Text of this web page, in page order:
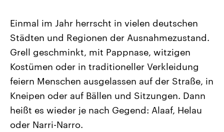
Landtagswahl Sachsen-Anhalt
2026
Alle Informationen
Sachsen-Anhalt wählt am 6.
September 2026 einen neuen
Landtag. Seit 2021 wird das
Bundesland von einer Koalition aus
CDU, SPD und FDP regiert.-
Umfragen, Prognosen,
Wahlprogramme, aktuelle Berichte
und Hintergründe zu den Parteien
Aktuelle Beiträge,
Hintergründe
Wirtschaftlich und
gehören die Vereinigten
den mächtigsten Ländern
mit großem Einfluss auf
aktuelle Weltgeschehen.
Sendungen Programm
Einmal im Jahr herrscht in vielen deutschen
Städten und Regionen der Ausnahmezustand.
Grell geschminkt, mit Pappnase, witzigen
Kostümen oder in traditioneller Verkleidung
feiern Menschen ausgelassen auf der Straße, in
Kneipen oder auf Bällen und Sitzungen. Dann
heißt es wieder je nach Gegend: Alaaf, Helau
oder Narri-Narro.